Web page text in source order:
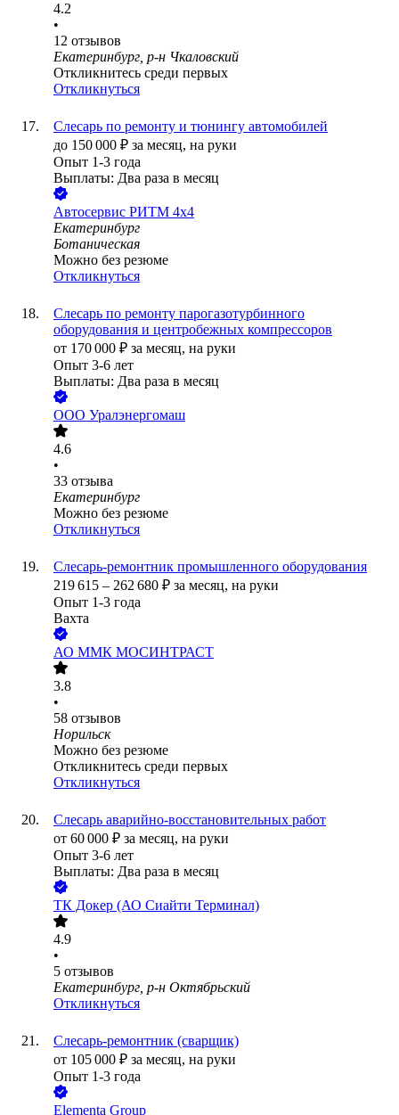
4.2
•
12 отзывов
Екатеринбург, р-н Чкаловский
Откликнитесь среди первых
Откликнуться
Слесарь по ремонту и тюнингу автомобилей
до 150 000 ₽ за месяц, на руки
Опыт 1-3 года
Выплаты: Два раза в месяц
Автосервис РИТМ 4х4
Екатеринбург
Ботаническая
Можно без резюме
Откликнуться
Слесарь по ремонту парогазотурбинного
оборудования и центробежных компрессоров
от 170 000 ₽ за месяц, на руки
Опыт 3-6 лет
Выплаты: Два раза в месяц
ООО Уралэнергомаш
4.6
•
33 отзыва
Екатеринбург
Можно без резюме
Откликнуться
Слесарь-ремонтник промышленного оборудования
219 615 – 262 680 ₽ за месяц, на руки
Опыт 1-3 года
Вахта
АО ММК МОСИНТРАСТ
3.8
•
58 отзывов
Норильск
Можно без резюме
Откликнитесь среди первых
Откликнуться
Слесарь аварийно-восстановительных работ
от 60 000 ₽ за месяц, на руки
Опыт 3-6 лет
Выплаты: Два раза в месяц
ТК Докер (АО Сиайти Терминал)
4.9
•
5 отзывов
Екатеринбург, р-н Октябрьский
Откликнуться
Слесарь-ремонтник (сварщик)
от 105 000 ₽ за месяц, на руки
Опыт 1-3 года
Elementa Group